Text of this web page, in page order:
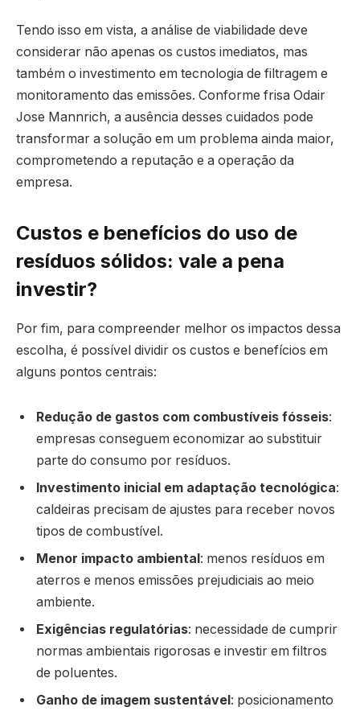
Tendo isso em vista, a análise de viabilidade deve
considerar não apenas os custos imediatos, mas
também o investimento em tecnologia de filtragem e
monitoramento das emissões. Conforme frisa Odair
Jose Mannrich, a ausência desses cuidados pode
transformar a solução em um problema ainda maior,
comprometendo a reputação e a operação da
empresa.
Custos e benefícios do uso de
resíduos sólidos: vale a pena
investir?
Por fim, para compreender melhor os impactos dessa
escolha, é possível dividir os custos e benefícios em
alguns pontos centrais:
Redução de gastos com combustíveis fósseis:
empresas conseguem economizar ao substituir
parte do consumo por resíduos.
Investimento inicial em adaptação tecnológica:
caldeiras precisam de ajustes para receber novos
tipos de combustível.
Menor impacto ambiental: menos resíduos em
aterros e menos emissões prejudiciais ao meio
ambiente.
Exigências regulatórias: necessidade de cumprir
normas ambientais rigorosas e investir em filtros
de poluentes.
Ganho de imagem sustentável: posicionamento